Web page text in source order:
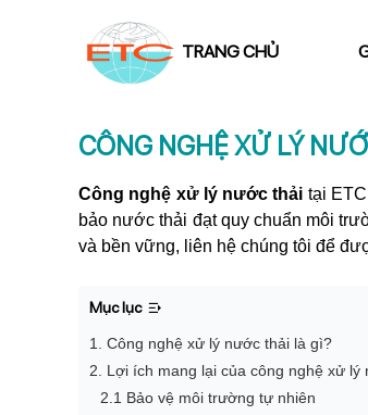
TRANG CHỦ
CÔNG NGHỆ XỬ LÝ
Công nghệ xử lý nước thải tại
bảo nước thải đạt quy chuẩn môi
và bền vững, liên hệ chúng tôi để
Mục lục
1. Công nghệ xử lý nước thải là gì?
2. Lợi ích mang lại của công nghệ xử lý
2.1 Bảo vệ môi trường tự nhiên